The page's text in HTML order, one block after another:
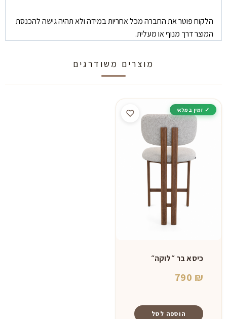
הלקוח פוטר את החברה מכל אחריות במידה ולא תהיה גישה להכנסת
המוצר דרך מנוף או מעלית.
מוצרים משודרגים
כיסא בר ״לוקה״
790 ₪
הוספה לסל